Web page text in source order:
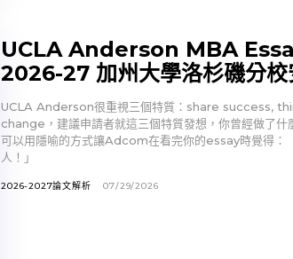
UCLA Anderson MBA
2026-27 加州大學洛杉磯分校
UCLA Anderson很重視三個特質：share success,
change，建議申請者就這三個特質發想，你曾經做了什
可以用隱喻的方式讓Adcom在看完你的essay時覺得：
人！」
2026-2027論文解析 07/29/2026